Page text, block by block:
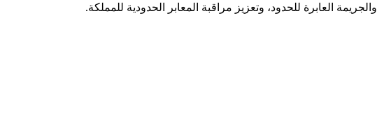
العابرة للحدود، وتعزيز مراقبة المعابر الحدودية للمملكة.